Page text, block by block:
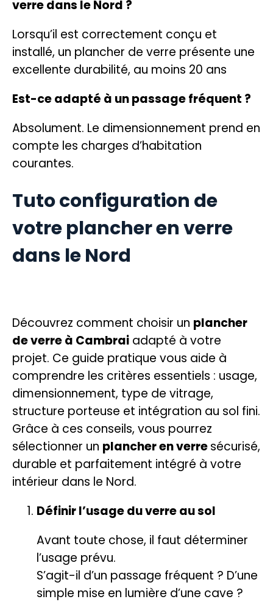
verre dans le Nord ?
Lorsqu’il est correctement conçu et
installé, un plancher de verre présente une
excellente durabilité, au moins 20 ans
Est-ce adapté à un passage fréquent ?
Absolument. Le dimensionnement prend en
compte les charges d’habitation
courantes.
Tuto configuration de
votre plancher en verre
dans le Nord
Découvrez comment choisir un plancher
de verre à Cambrai adapté à votre
projet. Ce guide pratique vous aide à
comprendre les critères essentiels : usage,
dimensionnement, type de vitrage,
structure porteuse et intégration au sol fini.
Grâce à ces conseils, vous pourrez
sélectionner un plancher en verresécurisé,
durable et parfaitement intégré à votre
intérieur dans le Nord.
Définir l’usage du verre au sol
Avant toute chose, il faut déterminer
l’usage prévu.
S’agit-il d’un passage fréquent ? D’une
simple mise en lumière d’une cave ?